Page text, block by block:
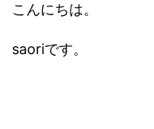
こんにちは。
saoriです。